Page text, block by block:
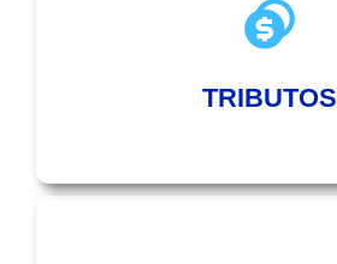
TRIBUTOS